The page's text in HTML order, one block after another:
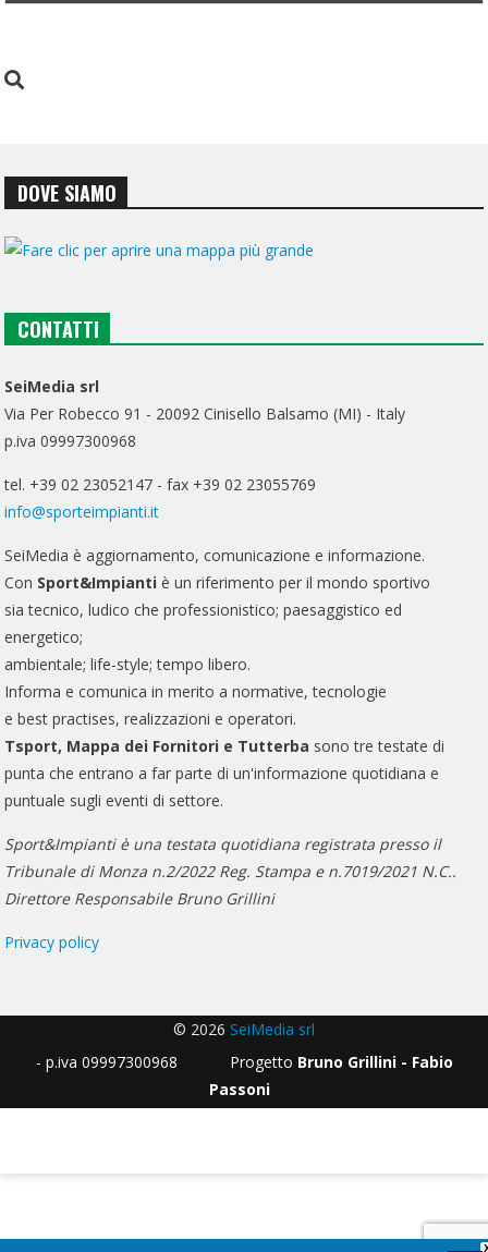
DOVE SIAMO
CONTATTI
SeiMedia srl
Via Per Robecco 91 - 20092 Cinisello Balsamo (MI) - Italy
p.iva 09997300968
tel. +39 02 23052147 - fax +39 02 23055769
info@sporteimpianti.it
SeiMedia è aggiornamento, comunicazione e informazione.
Con Sport&Impianti è un riferimento per il mondo sportivo
sia tecnico, ludico che professionistico; paesaggistico ed
energetico;
ambientale; life-style; tempo libero.
Informa e comunica in merito a normative, tecnologie
e best practises, realizzazioni e operatori.
Tsport, Mappa dei Fornitori e Tutterba sono tre testate di
punta che entrano a far parte di un'informazione quotidiana e
puntuale sugli eventi di settore.
Sport&Impianti è una testata quotidiana registrata presso il
Tribunale di Monza n.2/2022 Reg. Stampa e n.7019/2021 N.C..
Direttore Responsabile Bruno Grillini
Privacy policy
© 2026 SeiMedia srl
- p.iva 09997300968 Progetto Bruno Grillini - Fabio
Passoni